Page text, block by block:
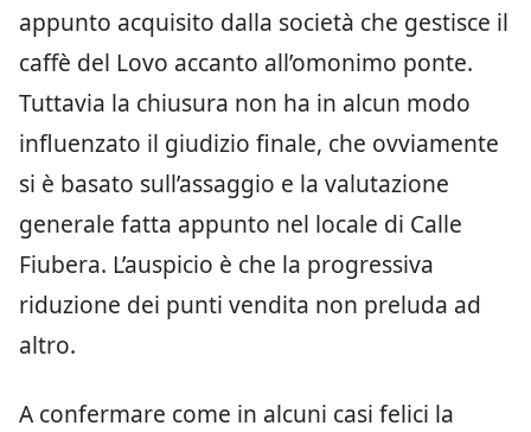
appunto acquisito dalla società che gestisce il
caffè del Lovo accanto all’omonimo ponte.
Tuttavia la chiusura non ha in alcun modo
influenzato il giudizio finale, che ovviamente
si è basato sull’assaggio e la valutazione
generale fatta appunto nel locale di Calle
Fiubera. L’auspicio è che la progressiva
riduzione dei punti vendita non preluda ad
altro.
A confermare come in alcuni casi felici la